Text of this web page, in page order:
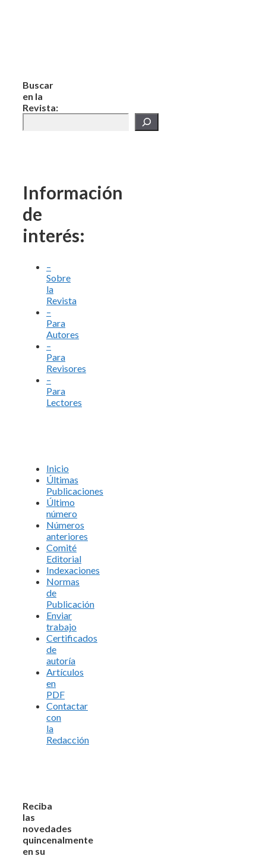
Buscar
en la
Revista:
Información
de
interés:
–
Sobre
la
Revista
–
Para
Autores
–
Para
Revisores
–
Para
Lectores
Inicio
Últimas
Publicaciones
Último
número
Números
anteriores
Comité
Editorial
Indexaciones
Normas
de
Publicación
Enviar
trabajo
Certificados
de
autoría
Artículos
en
PDF
Contactar
con
la
Redacción
Reciba
las
novedades
quincenalmente
en su